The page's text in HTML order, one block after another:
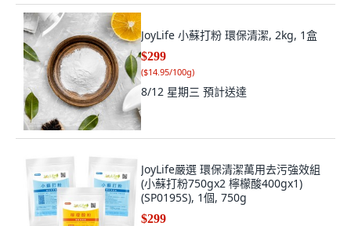
JoyLife 小蘇打粉 環保清潔, 2kg, 1盒
$299
($14.95/100g)
8/12 星期三 預計送達
JoyLife嚴選 環保清潔萬用去污強效組
(小蘇打粉750gx2 檸檬酸400gx1)
(SP0195S), 1個, 750g
$299